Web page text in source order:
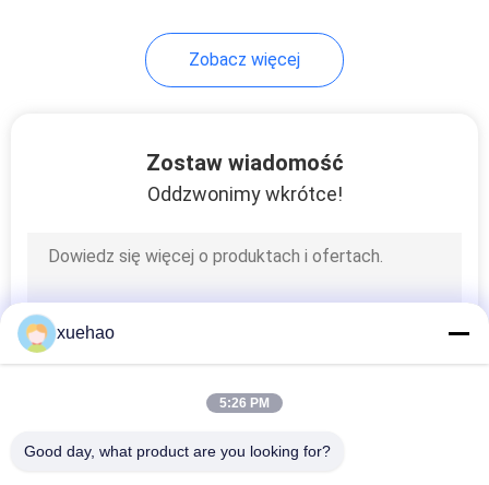
Carbon Steel
Steam Turbine Rotor
Forging
Zobacz więcej
Zostaw wiadomość
Oddzwonimy wkrótce!
xuehao
5:26 PM
Good day, what product are you looking for?